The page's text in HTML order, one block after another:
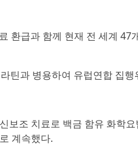
환급과 함께 현재 전 세계 47
틴과 병용하여 유럽연합 집행
보조 치료로 백금 함유 화학
계속했다.